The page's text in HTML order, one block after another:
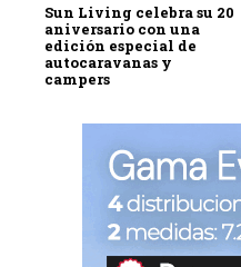
Sun Living celebra su 20
aniversario con una
edición especial de
autocaravanas y
campers